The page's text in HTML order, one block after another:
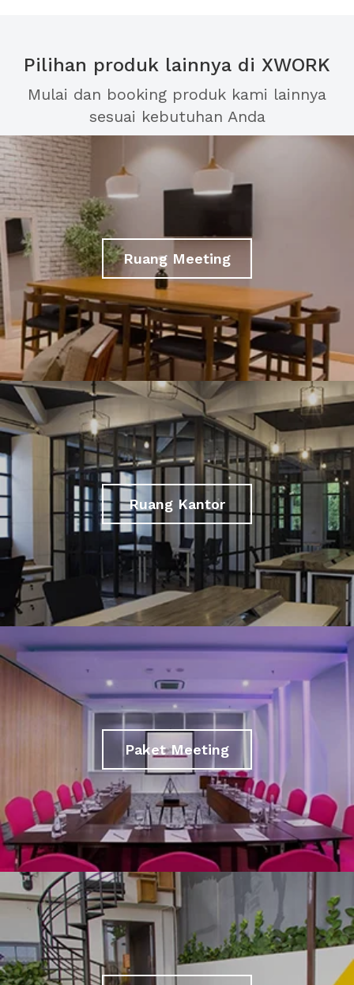
Pilihan produk lainnya di XWORK
Mulai dan booking produk kami lainnya
sesuai kebutuhan Anda
Ruang Meeting
Ruang Kantor
Paket Meeting